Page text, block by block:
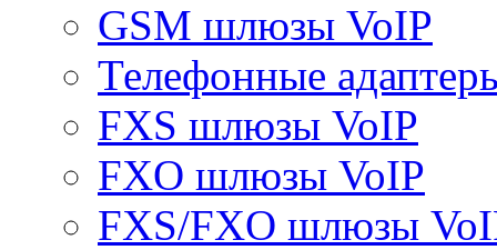
GSM шлюзы VoIP
Телефонные
FXS шлюзы VoIP
FXO шлюзы VoIP
FXS/FXO шлюзы